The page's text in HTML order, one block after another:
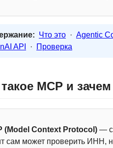
Что это · Agentic
API
· Проверка
MCP и
(Model Context Protocol) —
сам может проверить ИНН,